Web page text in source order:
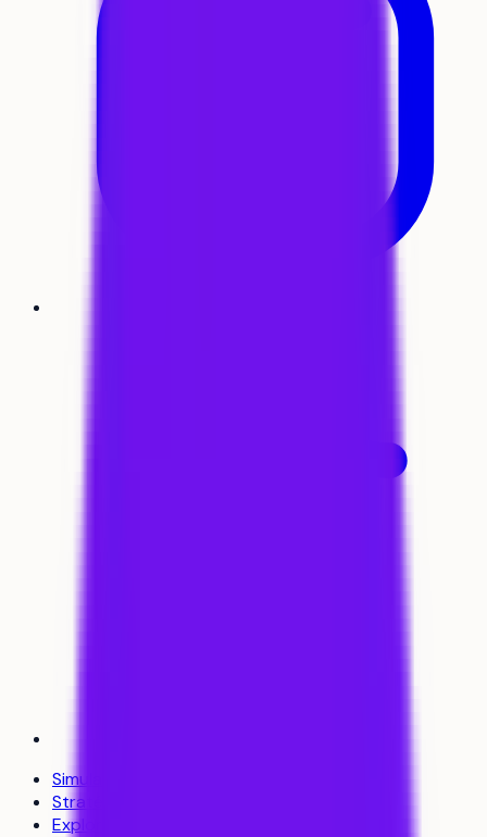
Simulateur d’admission
Stratégie de vœux
Explorer les formations